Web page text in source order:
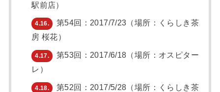
駅前店）
4.16.
第54回：2017/7/23（場所：くらしき茶
房 桜花）
4.17.
第53回：2017/6/18（場所：オスピター
レ）
4.18.
第52回：2017/5/28（場所：くらしき茶